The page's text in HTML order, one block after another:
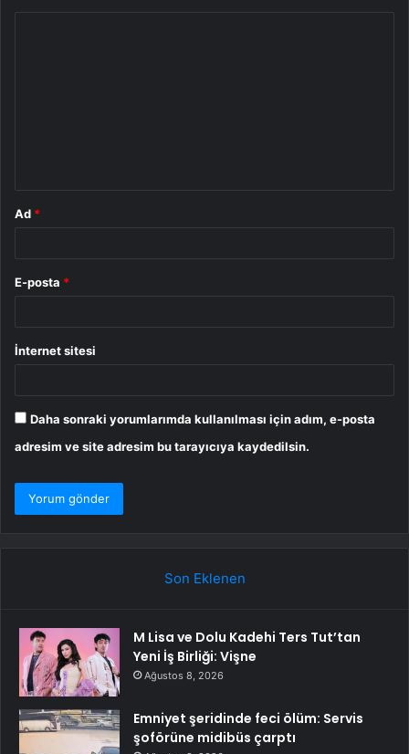
Ad *
E-posta *
İnternet sitesi
Daha sonraki yorumlarımda kullanılması için adım, e-posta
adresim ve site adresim bu tarayıcıya kaydedilsin.
Son Eklenen
M Lisa ve Dolu Kadehi Ters Tut’tan
Yeni İş Birliği: Vişne
Ağustos 8, 2026
Emniyet şeridinde feci ölüm: Servis
şoförüne midibüs çarptı